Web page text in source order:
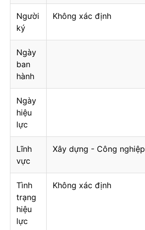
Người
ký
Không xác định
Ngày
ban
hành
Ngày
hiệu
lực
Lĩnh
vực
Xây dựng - Công nghiệp
Tình
trạng
hiệu
lực
Không xác định